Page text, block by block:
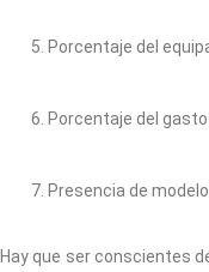
Porcentaje del
Porcentaje del
Presencia de
Hay que ser conscientes